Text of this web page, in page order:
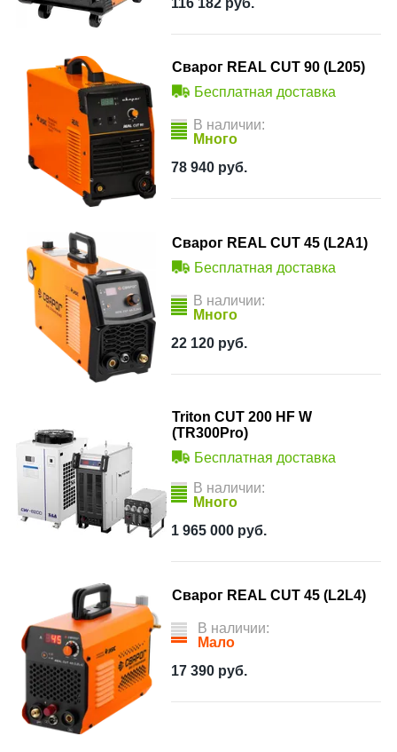
116 182 руб.
Сварог REAL CUT 90 (L205)
Бесплатная доставка
В наличии:
Много
78 940 руб.
Сварог REAL CUT 45 (L2А1)
Бесплатная доставка
В наличии:
Много
22 120 руб.
Triton CUT 200 HF W
(TR300Pro)
Бесплатная доставка
В наличии:
Много
1 965 000 руб.
Сварог REAL CUT 45 (L2L4)
В наличии:
Мало
17 390 руб.